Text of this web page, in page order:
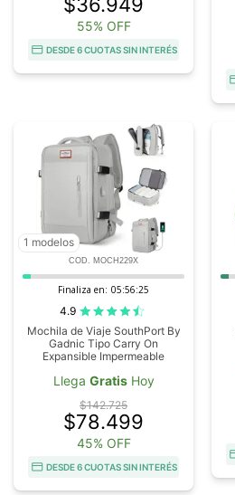
55% OFF
DESDE 6 CUOTAS SIN INTERÉS
1 modelos
COD. MOCH229X
Finaliza en: 05:56:23
4.9
Mochila de Viaje SouthPort By
Gadnic Tipo Carry On
Expansible Impermeable
Llega GratisHoy
$142.725
$78.499
45% OFF
DESDE 6 CUOTAS SIN INTERÉS